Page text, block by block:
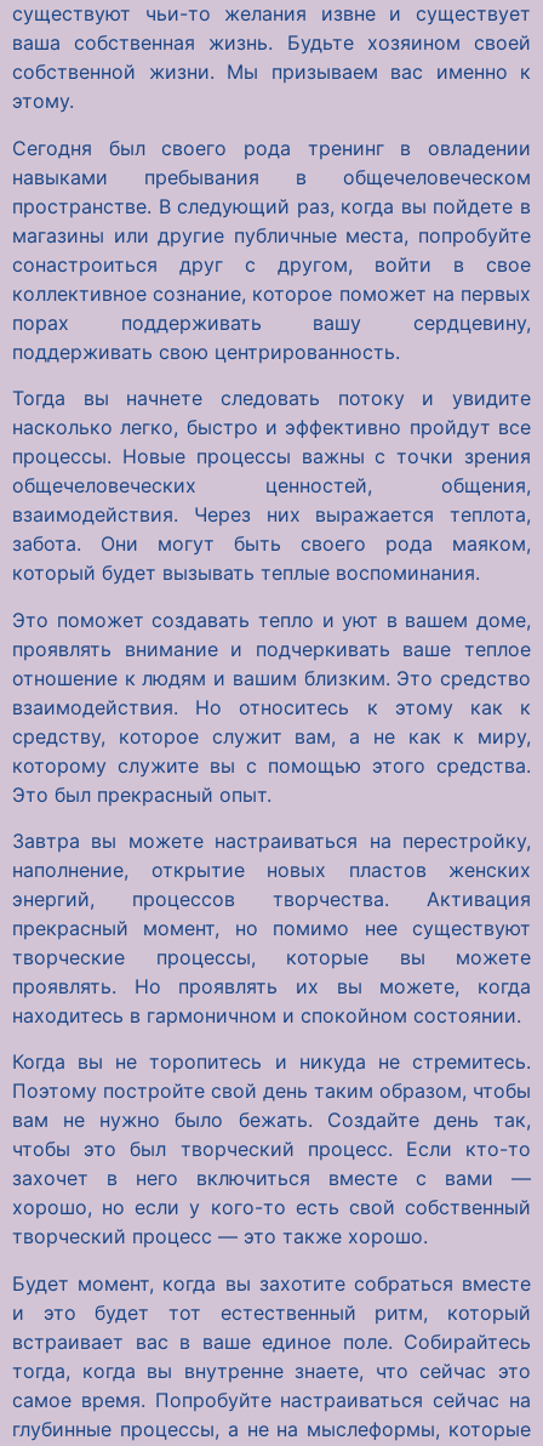
существуют чьи-то желания извне и существует
ваша собственная жизнь. Будьте хозяином своей
собственной жизни. Мы призываем вас именно к
этому.
Сегодня был своего рода тренинг в овладении
навыками пребывания в общечеловеческом
пространстве. В следующий раз, когда вы пойдете в
магазины или другие публичные места, попробуйте
сонастроиться друг с другом, войти в свое
коллективное сознание, которое поможет на первых
порах поддерживать вашу сердцевину,
поддерживать свою центрированность.
Тогда вы начнете следовать потоку и увидите
насколько легко, быстро и эффективно пройдут все
процессы. Новые процессы важны с точки зрения
общечеловеческих ценностей, общения,
взаимодействия. Через них выражается теплота,
забота. Они могут быть своего рода маяком,
который будет вызывать теплые воспоминания.
Это поможет создавать тепло и уют в вашем доме,
проявлять внимание и подчеркивать ваше теплое
отношение к людям и вашим близким. Это средство
взаимодействия. Но относитесь к этому как к
средству, которое служит вам, а не как к миру,
которому служите вы с помощью этого средства.
Это был прекрасный опыт.
Завтра вы можете настраиваться на перестройку,
наполнение, открытие новых пластов женских
энергий, процессов творчества. Активация
прекрасный момент, но помимо нее существуют
творческие процессы, которые вы можете
проявлять. Но проявлять их вы можете, когда
находитесь в гармоничном и спокойном состоянии.
Когда вы не торопитесь и никуда не стремитесь.
Поэтому постройте свой день таким образом, чтобы
вам не нужно было бежать. Создайте день так,
чтобы это был творческий процесс. Если кто-то
захочет в него включиться вместе с вами —
хорошо, но если у кого-то есть свой собственный
творческий процесс — это также хорошо.
Будет момент, когда вы захотите собраться вместе
и это будет тот естественный ритм, который
встраивает вас в ваше единое поле. Собирайтесь
тогда, когда вы внутренне знаете, что сейчас это
самое время. Попробуйте настраиваться сейчас на
глубинные процессы, а не на мыслеформы, которые